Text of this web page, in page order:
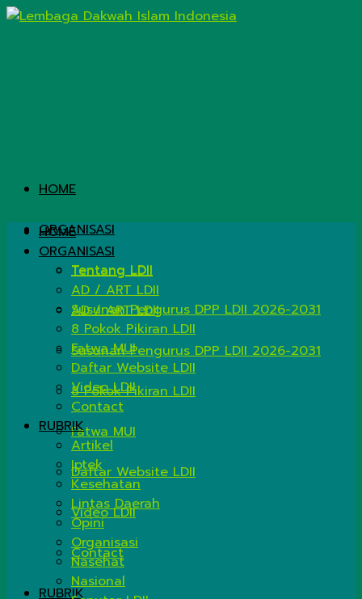
HOME
ORGANISASI
Tentang LDII
AD / ART LDII
Susunan Pengurus DPP LDII 2026-2031
8 Pokok Pikiran LDII
Fatwa MUI
Daftar Website LDII
Video LDII
Contact
RUBRIK
HOME
ORGANISASI
Tentang LDII
AD / ART LDII
Susunan Pengurus DPP LDII 2026-2031
8 Pokok Pikiran LDII
Fatwa MUI
Daftar Website LDII
Video LDII
Contact
RUBRIK
Artikel
Iptek
Kesehatan
Lintas Daerah
Opini
Organisasi
Nasehat
Nasional